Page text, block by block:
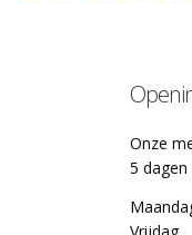
Onze
5